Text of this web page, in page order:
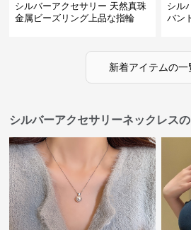
シルバーアクセサリー 天然真珠
金属ビーズリング上品な指輪
シル
バン
新着アイテムの一
シルバーアクセサリーネックレス